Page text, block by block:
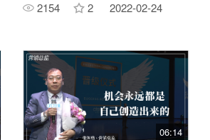
2154 2 2022-02-24
06:14